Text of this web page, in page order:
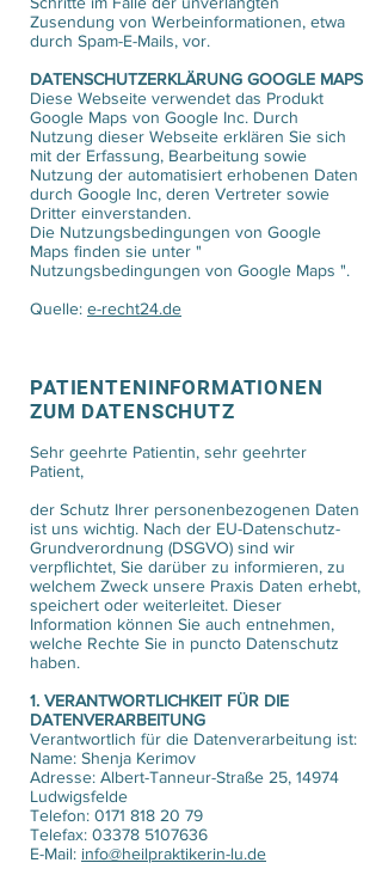
Zusendung von Werbeinformationen, etwa
durch Spam-E-Mails, vor.
DATENSCHUTZERKLÄRUNG GOOGLE MAPS
Diese Webseite verwendet das Produkt
Google Maps von Google Inc. Durch
Nutzung dieser Webseite erklären Sie sich
mit der Erfassung, Bearbeitung sowie
Nutzung der automatisiert erhobenen Daten
durch Google Inc, deren Vertreter sowie
Dritter einverstanden.
Die Nutzungsbedingungen von Google
Maps finden sie unter "
Nutzungsbedingungen von Google Maps ".
Quelle: e-recht24.de
PATIENTENINFORMATIONEN
ZUM DATENSCHUTZ
Sehr geehrte Patientin, sehr geehrter
Patient,
der Schutz Ihrer personenbezogenen Daten
ist uns wichtig. Nach der EU-Datenschutz-
Grundverordnung (DSGVO) sind wir
verpflichtet, Sie darüber zu informieren, zu
welchem Zweck unsere Praxis Daten erhebt,
speichert oder weiterleitet. Dieser
Information können Sie auch entnehmen,
welche Rechte Sie in puncto Datenschutz
haben.
1. VERANTWORTLICHKEIT FÜR DIE
DATENVERARBEITUNG
Verantwortlich für die Datenverarbeitung ist:
Name: Shenja Kerimov
Adresse: Albert-Tanneur-Straße 25, 14974
Ludwigsfelde
Telefon: 0171 818 20 79
Telefax: 03378 5107636
E-Mail: info@heilpraktikerin-lu.de